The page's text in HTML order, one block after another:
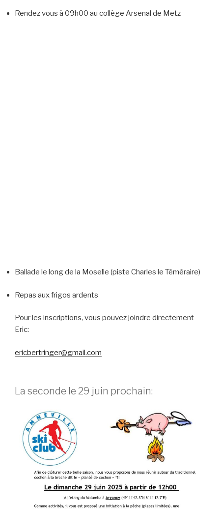
Rendez vous à 09h00 au collège Arsenal de Metz
Ballade le long de la Moselle (piste Charles le Téméraire)
Repas aux frigos ardents
Pour les inscriptions, vous pouvez joindre directement
Eric:
ericbertringer@gmail.com
La seconde le 29 juin prochain: